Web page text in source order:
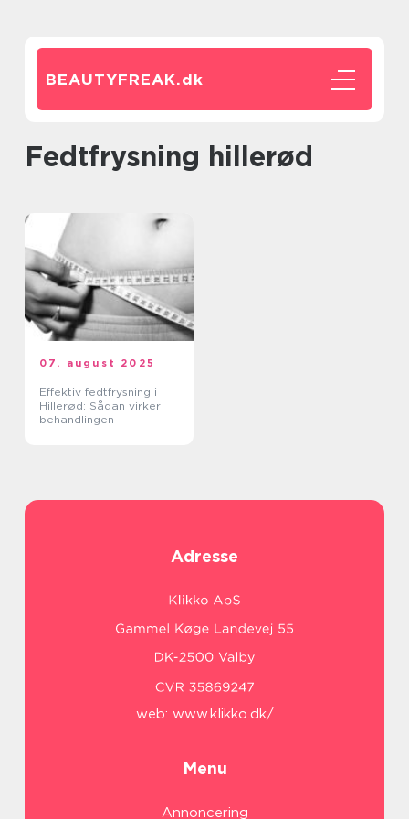
BEAUTYFREAK.dk
fedtfrysning hillerød
07. august 2025
Effektiv fedtfrysning i
Hillerød: Sådan virker
behandlingen
Adresse
web: www.klikko.dk/
Menu
Annoncering